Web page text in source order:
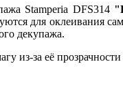
Stamperia DFS314
для оклеивания
декупажа.
из-за её